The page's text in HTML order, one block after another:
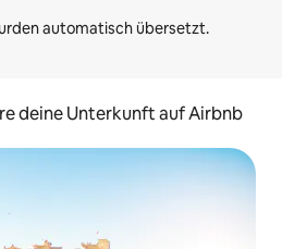
deine Unterkunft auf Airbnb